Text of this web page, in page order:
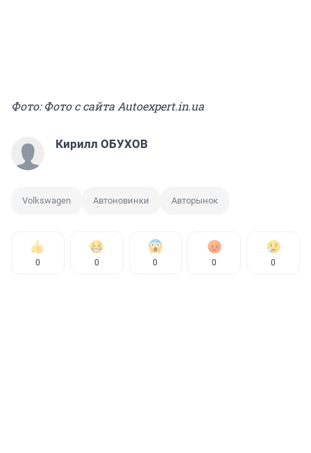
Фото: Фото с сайта Autoexpert.in.ua
Кирилл ОБУХОВ
Volkswagen Автоновинки Авторынок
0 0 0 0 0